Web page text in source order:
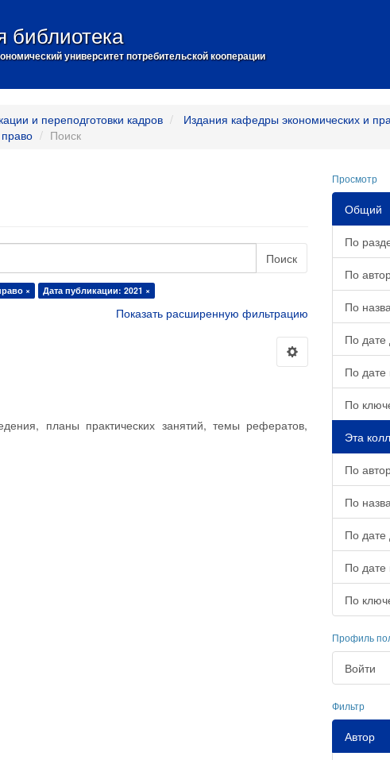
библиотека
университет потребительской кооперации
и переподготовки кадров
Издания кафедры экономических и
Поиск
Поиск
× Дата публикации: 2021 ×
Показать расширенную фильтрацию
планы практических занятий, темы рефератов,
Просмотр
Общий
По
По
По
По дате
По дате
По
Эта
По
По
По дате
По дате
По
Профиль
Войти
Фильтр
Автор